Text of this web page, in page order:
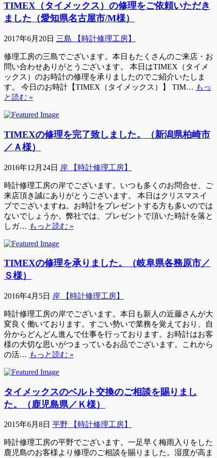
TIMEX（タイメックス）の修理をご依頼いただき
ました（愛知県名古屋市/M様）
2017年6月20日 三島 【時計修理工房】
修理工房の三島でございます。本日もたくさんのご来店・お
問い合わせありがとうございます。 本日はTIMEX（タイメ
ックス）のお時計の修理を承りましたのでご紹介いたしま
す。 今日のお時計【TIMEX（タイメックス）】 TIM… もっ
と読む »
TIMEXの修理を完了致しました。（新潟県柏崎市
／Ａ様）
2016年12月24日 岸 【時計修理工房】
時計修理工房の岸でございます。いつも多くのお問合せ、ご
来店頂き誠にありがとうございます。 本日はクリスマスイ
ブでございますね。お時計をプレゼントする方も多いのでは
ないでしょうか。弊社では、プレゼントで頂いた時計を落と
しガ… もっと読む »
TIMEXの修理を承りました。（岐阜県各務原市／
Ｓ様）
2016年4月5日 岸 【時計修理工房】
時計修理工房の岸でございます。本日も新人の近藤さんが大
変良く働いております。すごい勢いで業務を覚えており、自
分からどんどん進んで仕事を行っております。お時計はお客
様の大切な思いがつまっているお品でございます。これから
の活… もっと読む »
タイメックスのベルト交換のご相談を賜りまし
た。（鹿児島県／Ｋ様）
2015年6月8日 平野 【時計修理工房】
時計修理工房の平野でございます。一足早く梅雨入りをした
鹿児島のお客様より修理のご相談を賜りました。湿度が高ま